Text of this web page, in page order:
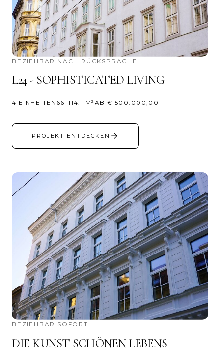
BEZIEHBAR NACH RÜCKSPRACHE
L24 - SOPHISTICATED LIVING
4 EINHEITEN 66–114.1 M² AB € 500.000,00
PROJEKT ENTDECKEN
BEZIEHBAR SOFORT
DIE KUNST SCHÖNEN LEBENS